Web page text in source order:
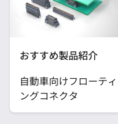
おすすめ製品紹介
自動車向けフローティ
ングコネクタ